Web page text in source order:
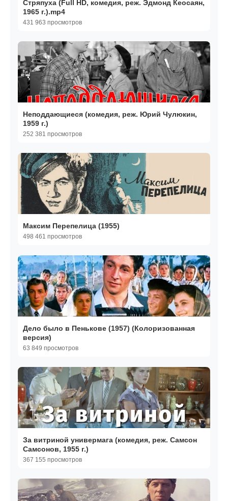
Стряпуха (Full HD, комедия, реж. Эдмонд Кеосаян,
1965 г.).mp4
431 963 просмотров
Неподдающиеся (комедия, реж. Юрий Чулюкин,
1959 г.)
252 381 просмотров
Максим Перепелица (1955)
498 461 просмотров
Дело было в Пенькове (1957) (Колоризованная
версия)
63 849 просмотров
За витриной универмага (комедия, реж. Самсон
Самсонов, 1955 г.)
367 155 просмотров